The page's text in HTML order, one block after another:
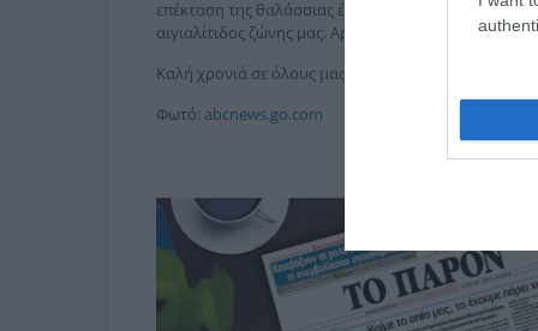
επέκταση της θαλάσσιας έκτασης αυτής στα 10 ν.μ.,
αιγιαλίτιδος ζώνης μας. Αργότερα βλέπουμε για τα
Καλή χρονιά σε όλους μας και ο Θεός βοηθός! Ο
Φωτό: abcnews.go.com